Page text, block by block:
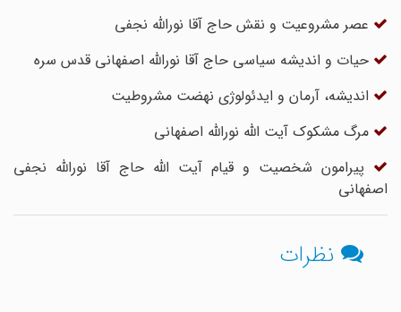
عصر مشروعیت و نقش حاج آقا نورالله نجفى
حیات و اندیشه سیاسی حاج آقا نورالله اصفهانی قدس سره
اندیشه‌، آرمان و ایدئولوژی نهضت مشروطیت
مرگ مشکوک آیت الله نورالله اصفهانی
پیرامون شخصیت و قیام آیت‏ الله حاج ‏آقا نورالله نجفى‏
اصفهانى
نظرات